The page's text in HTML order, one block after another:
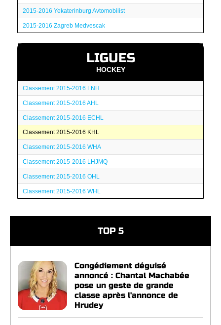
2015-2016 Yekaterinburg Avtomobilist
2015-2016 Zagreb Medvescak
LIGUES
HOCKEY
Classement 2015-2016 LNH
Classement 2015-2016 AHL
Classement 2015-2016 ECHL
Classement 2015-2016 KHL
Classement 2015-2016 WHA
Classement 2015-2016 LHJMQ
Classement 2015-2016 OHL
Classement 2015-2016 WHL
TOP 5
Congédiement déguisé
annoncé : Chantal Machabée
pose un geste de grande
classe après l'annonce de
Hrudey